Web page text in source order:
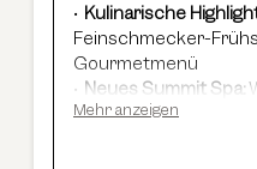
Kulinarische
Feinschmecker-
Gourmetmenü
Neues Summit Spa:
Dächern von Sölden
Mehr anzeigen